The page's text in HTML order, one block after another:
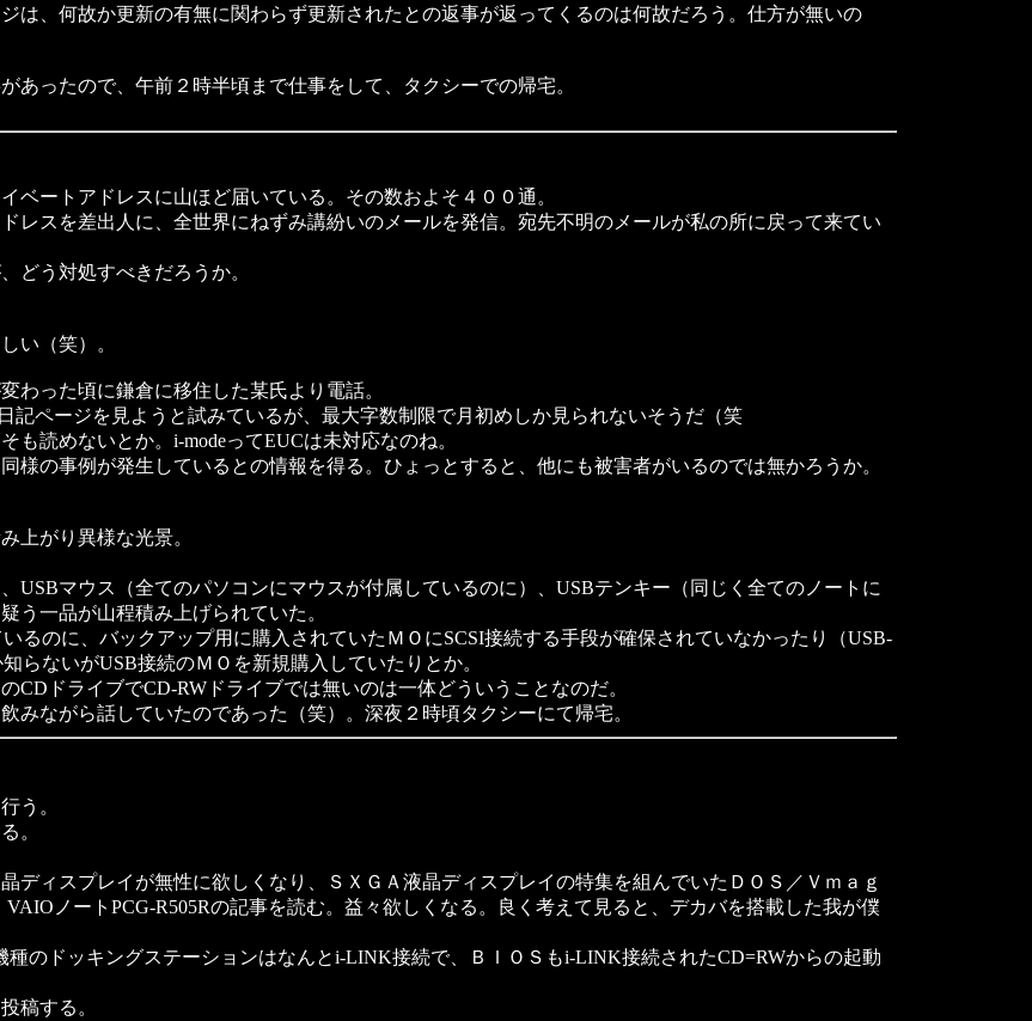
、何故か更新の有無に関わらず更新されたとの返事が返ってくるのは何故だろう。仕方が無いの
ったので、午前２時半頃まで仕事をして、タクシーでの帰宅。
ートアドレスに山ほど届いている。その数およそ４００通。
スを差出人に、全世界にねずみ講紛いのメールを発信。宛先不明のメールが私の所に戻って来てい
どう対処すべきだろうか。
い（笑）。
った頃に鎌倉に移住した某氏より電話。
ページを見ようと試みているが、最大字数制限で月初めしか見られないそうだ（笑
読めないとか。i-modeってEUCは未対応なのね。
の事例が発生しているとの情報を得る。ひょっとすると、他にも被害者がいるのでは無かろうか。
上がり異様な光景。
マウス（全てのパソコンにマウスが付属しているのに）、USBテンキー（同じく全てのノートに
う一品が山程積み上げられていた。
のに、バックアップ用に購入されていたＭＯにSCSI接続する手段が確保されていなかったり（USB-
らないがUSB接続のＭＯを新規購入していたりとか。
ドライブでCD-RWドライブでは無いのは一体どういうことなのだ。
ながら話していたのであった（笑）。深夜２時頃タクシーにて帰宅。
う。
。
ィスプレイが無性に欲しくなり、ＳＸＧＡ液晶ディスプレイの特集を組んでいたＤＯＳ／Ｖｍａｇ
ノートPCG-R505Rの記事を読む。益々欲しくなる。良く考えて見ると、デカバを搭載した我が僕
のドッキングステーションはなんとi-LINK接続で、ＢＩＯＳもi-LINK接続されたCD=RWからの起動
稿する。